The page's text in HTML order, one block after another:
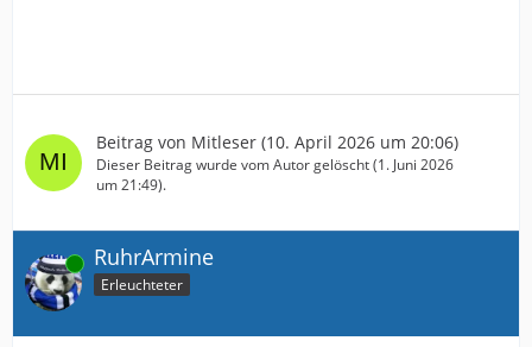
Beitrag von Mitleser (10. April 2026 um 20:06)
Dieser Beitrag wurde vom Autor gelöscht (1. Juni 2026
um 21:49).
Online RuhrArmine
Erleuchteter